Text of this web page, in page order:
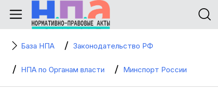
База НПА Законодательство РФ
НПА по Органам власти Минспорт России